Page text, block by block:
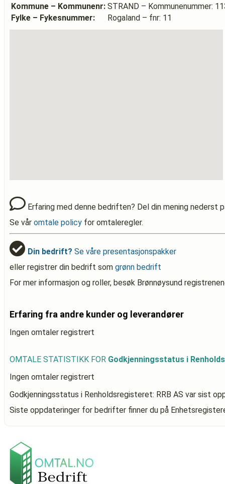
Kommune – Kommunenr: STRAND – Kommunenummer:
Fylke – Fykesnummer:
Rogaland – fnr: 11
Erfaring med denne bedriften? Del din mening nederst
Se vår omtale policy for omtaleregler.
Din bedrift? Se våre presentasjonspakker
eller registrer din bedrift som grønn bedrift
For mer informasjon og roller, besøk Brønnøysund
Erfaring fra andre kunder og leverandører
Ingen omtaler registrert
OMTALE STATISTIKK FOR Godkjenningsstatus i
Ingen omtaler registrert
Godkjenningsstatus i Renholdsregisteret: RRB AS var sist
Siste oppdateringer for bedrifter finner du på